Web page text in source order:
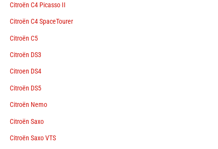
Citroën C4 Picasso II
Citroën C4 SpaceTourer
Citroën C5
Citroën DS3
Citroen DS4
Citroën DS5
Citroën Nemo
Citroën Saxo
Citroën Saxo VTS